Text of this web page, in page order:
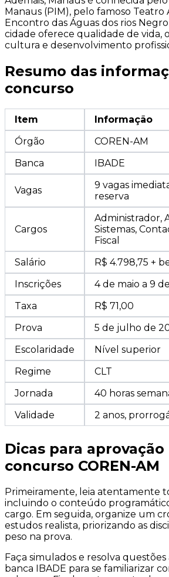
Manaus (PIM), pelo famoso Teatro
Encontro das Águas dos rios Negro
cidade oferece qualidade de vida,
cultura e desenvolvimento
Resumo das
concurso
Item
Informação
Órgão
COREN-AM
Banca
IBADE
Vagas
9 vagas
reserva
Cargos
Administrador,
Sistemas,
Fiscal
Salário
R$ 4.798,75 +
Inscrições
4 de maio a 9
Taxa
R$ 71,00
Prova
5 de julho de
Escolaridade
Nível superior
Regime
CLT
Jornada
40 horas
Validade
2 anos,
Dicas para aprovação
concurso COREN-AM
Primeiramente, leia atentamente
incluindo o conteúdo
cargo. Em seguida, organize um
estudos realista, priorizando as
peso na prova.
Faça simulados e resolva
banca IBADE para se familiarizar